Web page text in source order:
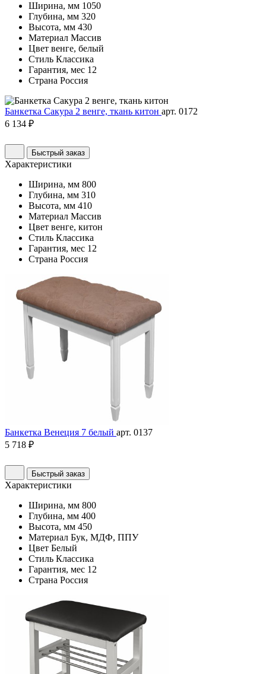
Ширина, мм 1050
Глубина, мм 320
Высота, мм 430
Материал Массив
Цвет венге, белый
Стиль Классика
Гарантия, мес 12
Страна Россия
Банкетка Сакура 2 венге, ткань китон арт. 0172
6 134 ₽
Быстрый заказ
Характеристики
Ширина, мм 800
Глубина, мм 310
Высота, мм 410
Материал Массив
Цвет венге, китон
Стиль Классика
Гарантия, мес 12
Страна Россия
Банкетка Венеция 7 белый арт. 0137
5 718 ₽
Быстрый заказ
Характеристики
Ширина, мм 800
Глубина, мм 400
Высота, мм 450
Материал Бук, МДФ, ППУ
Цвет Белый
Стиль Классика
Гарантия, мес 12
Страна Россия